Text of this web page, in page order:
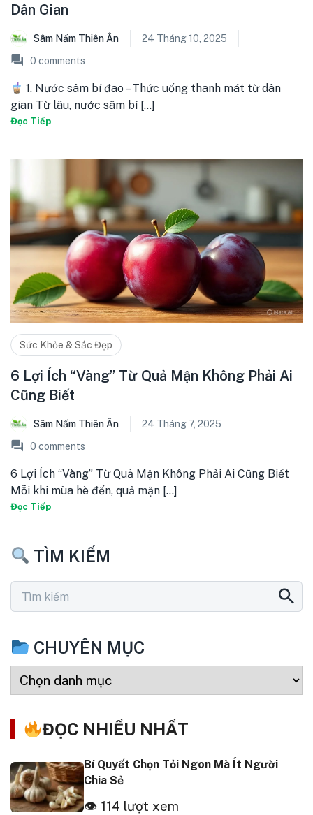
Dân Gian
Sâm Nấm Thiên Ân
24 Tháng 10, 2025
0 comments
1. Nước sâm bí đao – Thức uống thanh mát từ dân
gian Từ lâu, nước sâm bí [...]
Đọc Tiếp
Sức Khỏe & Sắc Đẹp
6 Lợi Ích “Vàng” Từ Quả Mận Không Phải Ai
Cũng Biết
Sâm Nấm Thiên Ân
24 Tháng 7, 2025
0 comments
6 Lợi Ích “Vàng” Từ Quả Mận Không Phải Ai Cũng Biết
Mỗi khi mùa hè đến, quả mận [...]
Đọc Tiếp
TÌM KIẾM
CHUYÊN MỤC
ĐỌC NHIỀU NHẤT
Bí Quyết Chọn Tỏi Ngon Mà Ít Người
Chia Sẻ
👁 114 lượt xem